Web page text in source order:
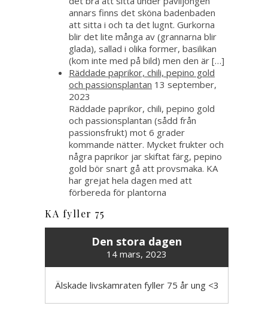
annars finns det sköna badenbaden
att sitta i och ta det lugnt. Gurkorna
blir det lite många av (grannarna blir
glada), sallad i olika former, basilikan
(kom inte med på bild) men den är […]
Räddade paprikor, chili, pepino gold
och passionsplantan 13 september,
2023
Räddade paprikor, chili, pepino gold
och passionsplantan (sådd från
passionsfrukt) mot 6 grader
kommande nätter. Mycket frukter och
några paprikor jar skiftat färg, pepino
gold bör snart gå att provsmaka. KA
har grejat hela dagen med att
förbereda för plantorna
KA fyller 75
Den stora dagen
14 mars, 2023
Älskade livskamraten fyller 75 år ung <3